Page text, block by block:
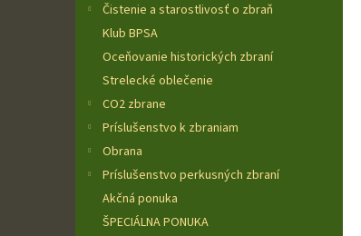
Čistenie a starostlivosť o zbraň
Klub BPSA
Oceňovanie historických zbraní
Strelecké oblečenie
CO2 zbrane
Príslušenstvo k zbraniam
Obrana
Príslušenstvo perkusných zbraní
Akčná ponuka
ŠPECIÁLNA PONUKA